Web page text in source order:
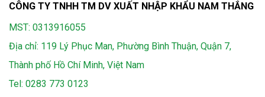
CÔNG TY TNHH TM DV XUẤT NHẬP KHẨU NAM THẮNG
MST: 0313916055
Địa chỉ: 119 Lý Phục Man, Phường Bình Thuận, Quận 7,
Thành phố Hồ Chí Minh, Việt Nam
Tel: 0283 773 0123